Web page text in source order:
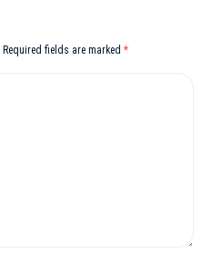
Required fields are marked *